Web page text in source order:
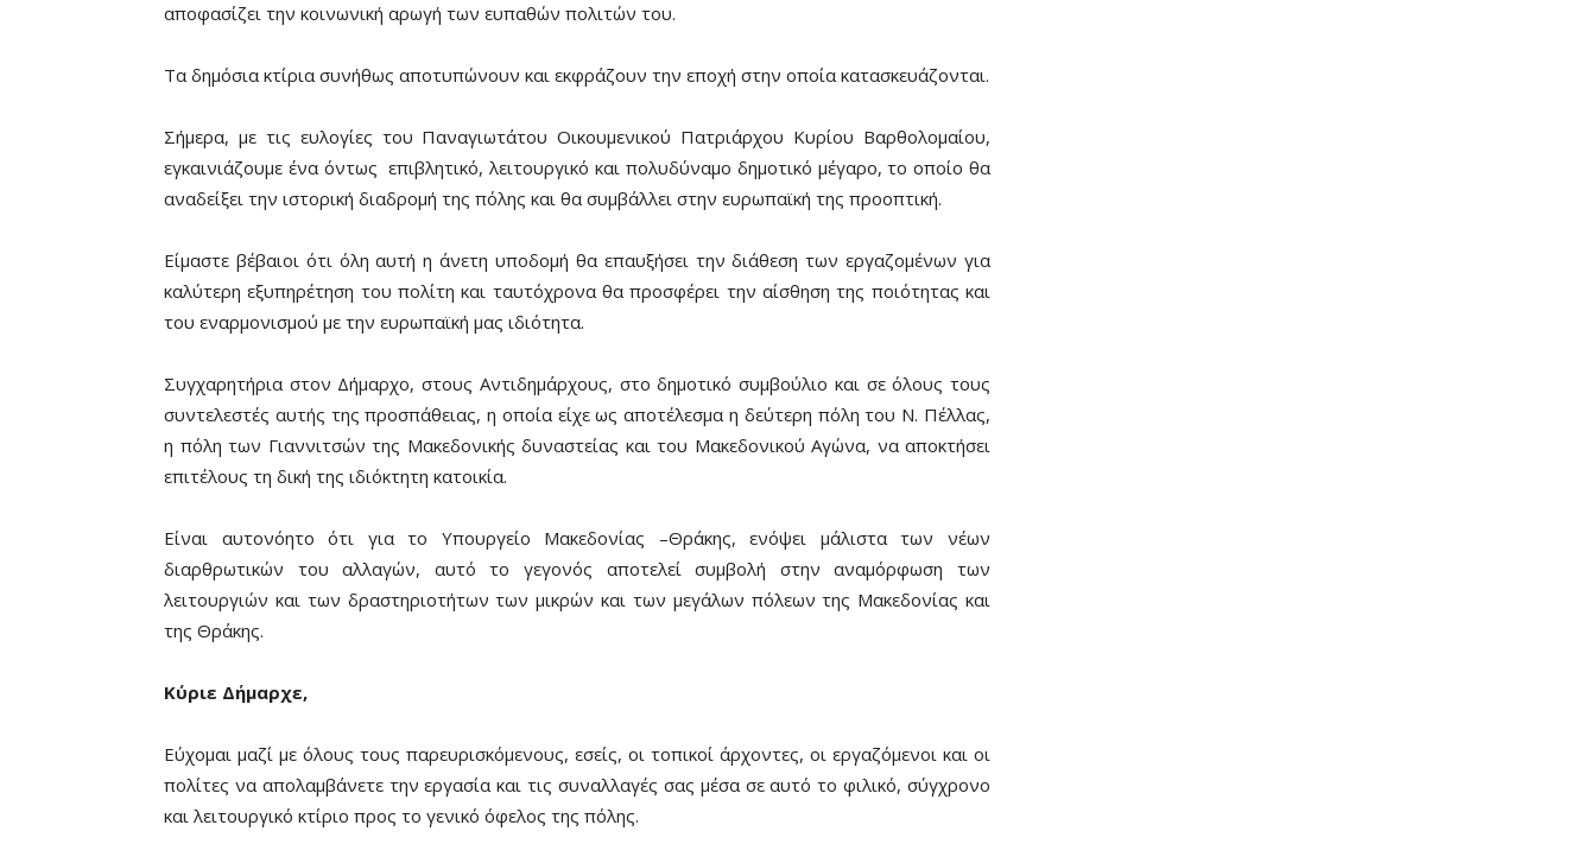
αποφασίζει την κοινωνική αρωγή των ευπαθών πολιτών του.
Τα δημόσια κτίρια συνήθως αποτυπώνουν και εκφράζουν την εποχή στην οποία κατασκευάζονται.
Σήμερα, με τις ευλογίες του Παναγιωτάτου Οικουμενικού Πατριάρχου Κυρίου Βαρθολομαίου,
εγκαινιάζουμε ένα όντως επιβλητικό, λειτουργικό και πολυδύναμο δημοτικό μέγαρο, το οποίο θα
αναδείξει την ιστορική διαδρομή της πόλης και θα συμβάλλει στην ευρωπαϊκή της προοπτική.
Είμαστε βέβαιοι ότι όλη αυτή η άνετη υποδομή θα επαυξήσει την διάθεση των εργαζομένων για
καλύτερη εξυπηρέτηση του πολίτη και ταυτόχρονα θα προσφέρει την αίσθηση της ποιότητας και
του εναρμονισμού με την ευρωπαϊκή μας ιδιότητα.
Συγχαρητήρια στον Δήμαρχο, στους Αντιδημάρχους, στο δημοτικό συμβούλιο και σε όλους τους
συντελεστές αυτής της προσπάθειας, η οποία είχε ως αποτέλεσμα η δεύτερη πόλη του Ν. Πέλλας,
η πόλη των Γιαννιτσών της Μακεδονικής δυναστείας και του Μακεδονικού Αγώνα, να αποκτήσει
επιτέλους τη δική της ιδιόκτητη κατοικία.
Είναι αυτονόητο ότι για το Υπουργείο Μακεδονίας –Θράκης, ενόψει μάλιστα των νέων
διαρθρωτικών του αλλαγών, αυτό το γεγονός αποτελεί συμβολή στην αναμόρφωση των
λειτουργιών και των δραστηριοτήτων των μικρών και των μεγάλων πόλεων της Μακεδονίας και
της Θράκης.
Κύριε Δήμαρχε,
Εύχομαι μαζί με όλους τους παρευρισκόμενους, εσείς, οι τοπικοί άρχοντες, οι εργαζόμενοι και οι
πολίτες να απολαμβάνετε την εργασία και τις συναλλαγές σας μέσα σε αυτό το φιλικό, σύγχρονο
και λειτουργικό κτίριο προς το γενικό όφελος της πόλης.